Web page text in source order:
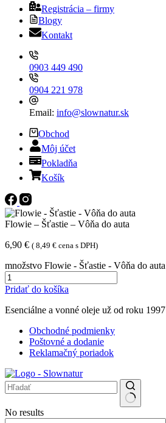
Registrácia – firmy
Blogy
Kontakt
0903 449 490
0904 221 978
Email: info@slownatur.sk
Obchod
Môj účet
Pokladňa
Košík
Flowie – Šťastie – Vôňa do auta
6,90 € ( 8,49 € cena s DPH)
množstvo Flowie - Šťastie - Vôňa do auta
Pridať do košíka
Esenciálne a vonné oleje už od roku 1997
Obchodné podmienky
Poštovné a dodanie
Reklamačný poriadok
No results